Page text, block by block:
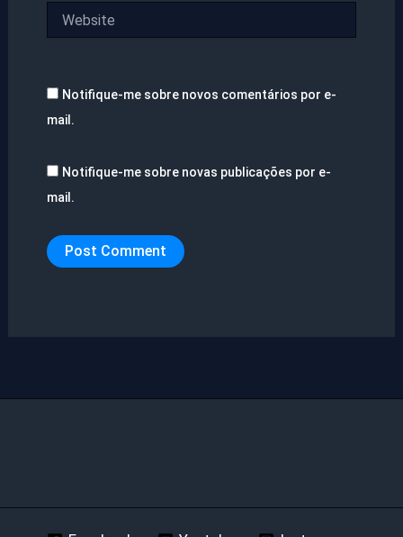
Notifique-me sobre novos comentários por e-
mail.
Notifique-me sobre novas publicações por e-
mail.